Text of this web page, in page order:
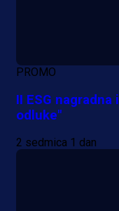
PROMO
II ESG
odluke"
2 sedmica 1 dan